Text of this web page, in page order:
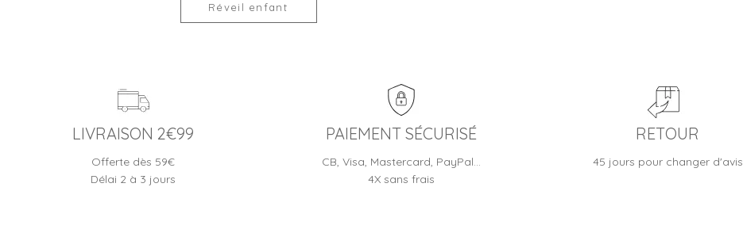
Réveil enfant
LIVRAISON 2€99
Offerte dès 59€
Délai 2 à 3 jours
PAIEMENT SÉCURISÉ
CB, Visa, Mastercard, PayPal…
4X sans frais
RETOUR
45 jours pour changer d'avis